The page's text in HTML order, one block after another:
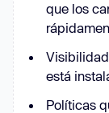
que los
está
Políticas